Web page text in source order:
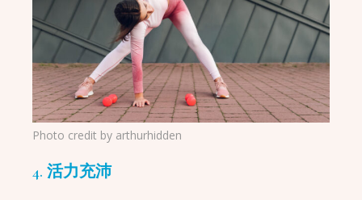
Photo credit by arthurhidden
4. 活力充沛